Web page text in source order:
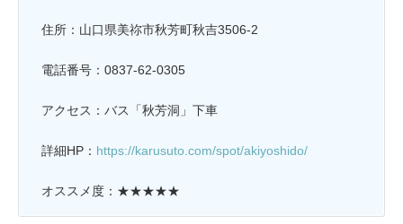
住所：山口県美祢市秋芳町秋吉3506-2
電話番号：0837-62-0305
アクセス：バス「秋芳洞」下車
詳細HP： https://karusuto.com/spot/akiyoshido/
オススメ度：★★★★★